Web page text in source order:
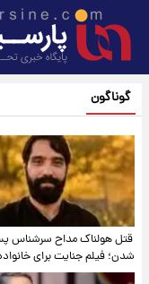
گوناگون
قتل هولناک مداح سرشناس
شدن؛ فیلم جنایت برای